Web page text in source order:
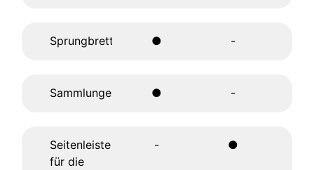
Sprungbrett ● -
Sammlungen ● -
Seitenleiste
für die
- ●